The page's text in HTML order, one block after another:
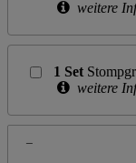
weitere
1 Set
weitere